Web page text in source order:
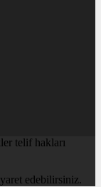
telif hakları
edebilirsiniz.